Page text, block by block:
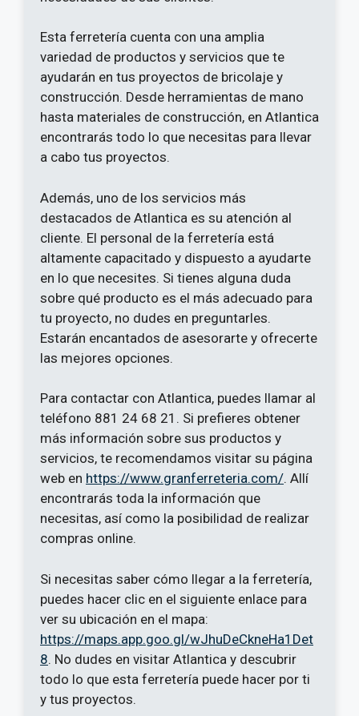
Esta ferretería cuenta con una amplia
variedad de productos y servicios que te
ayudarán en tus proyectos de bricolaje y
construcción. Desde herramientas de mano
hasta materiales de construcción, en Atlantica
encontrarás todo lo que necesitas para llevar
a cabo tus proyectos.
Además, uno de los servicios más
destacados de Atlantica es su atención al
cliente. El personal de la ferretería está
altamente capacitado y dispuesto a ayudarte
en lo que necesites. Si tienes alguna duda
sobre qué producto es el más adecuado para
tu proyecto, no dudes en preguntarles.
Estarán encantados de asesorarte y ofrecerte
las mejores opciones.
Para contactar con Atlantica, puedes llamar al
teléfono 881 24 68 21. Si prefieres obtener
más información sobre sus productos y
servicios, te recomendamos visitar su página
web en https://www.granferreteria.com/. Allí
encontrarás toda la información que
necesitas, así como la posibilidad de realizar
compras online.
Si necesitas saber cómo llegar a la ferretería,
puedes hacer clic en el siguiente enlace para
ver su ubicación en el mapa:
https://maps.app.goo.gl/wJhuDeCkneHa1Det
8. No dudes en visitar Atlantica y descubrir
todo lo que esta ferretería puede hacer por ti
y tus proyectos.